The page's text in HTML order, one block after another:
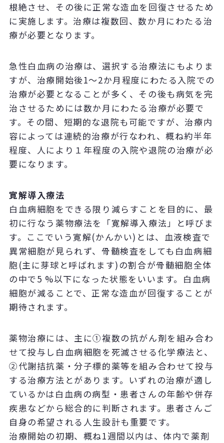
根絶させ、その後に正常な造血を回復させるため
に実施します。治療は複数回、数か月にわたる治
療が必要となります。
急性白血病の治療は、選択する治療法にもよりま
すが、治療開始後1～2か月程度にわたる入院での
治療が必要となることが多く、その後も病気を完
治させるためには数か月にわたる治療が必要で
す。その間、短期的な退院も可能ですが、治療内
容によっては連続的治療が行なわれ、概ね約半年
程度、人により１年程度の入院や退院の治療が必
要になります。
寛解導入療法
白血病細胞をできる限り減らすことを目的に、最
初に行なう薬物療法を「寛解導入療法」と呼びま
す。ここでいう寛解(かんかい)とは、血液検査で
異常細胞が見られず、骨髄検査をしても白血病細
胞(主に芽球と呼ばれます)の割合が骨髄細胞全体
の中で5 %以下になった状態をいいます。白血病
細胞が減ることで、正常な造血が回復することが
期待されます。
薬物治療には、主に①複数の抗がん剤を組み合わ
せて投与し白血病細胞を死滅させる化学療法と、
②代謝拮抗薬・分子標的薬等を組み合わせて投与
する治療方法とがあります。いずれの治療が適し
ているかは白血病の病型・患者さんの年齢や併存
疾患などから総合的に判断されます。患者さんご
自身の希望される人生設計も重要です。
治療開始の初期、概ね1週間以内は、体内で薬剤